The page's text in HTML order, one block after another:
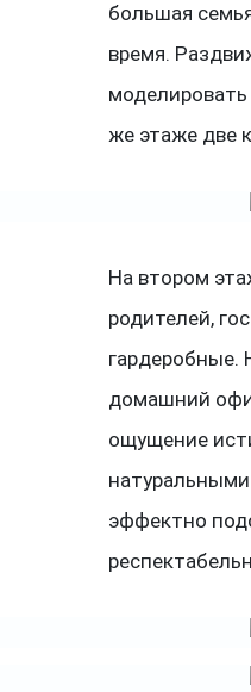
большая
время.
же этаже две
На втором
родителей,
гардеробные.
домашний
ощущение
эффектно